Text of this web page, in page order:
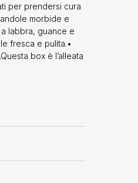
per prendersi cura
morbide e
labbra, guance e
fresca e pulita.•
box è l’alleata